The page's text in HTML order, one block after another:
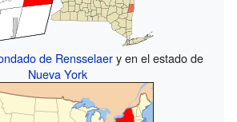
de Rensselaery en el estado de
Nueva York